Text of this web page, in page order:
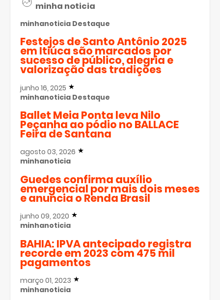
minha noticia
minhanoticia Destaque
Festejos de Santo Antônio 2025
em Itiúca são marcados por
sucesso de público, alegria e
valorização das tradições
junho 16, 2025
minhanoticia Destaque
Ballet Meia Ponta leva Nilo
Peçanha ao pódio no BALLACE
Feira de Santana
agosto 03, 2026
minhanoticia
Guedes confirma auxílio
emergencial por mais dois meses
e anuncia o Renda Brasil
junho 09, 2020
minhanoticia
BAHIA: IPVA antecipado registra
recorde em 2023 com 475 mil
pagamentos
março 01, 2023
minhanoticia